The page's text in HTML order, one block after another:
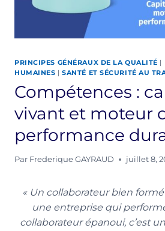
PRINCIPES GÉNÉRAUX DE LA QUALITÉ |
HUMAINES |SANTÉ ET SÉCURITÉ AU
Compétences :
vivant et moteur
performance
Par Frederique GAYRAUD juillet 8,
« Un collaborateur bien formé
une entreprise qui
collaborateur épanoui, c’est